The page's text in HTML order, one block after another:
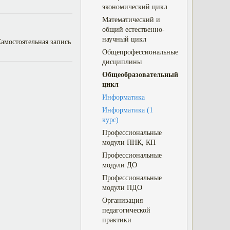
экономический цикл
Математический и
общий естественно-
научный цикл
Общепрофессиональные
дисциплины
Общеобразовательный
цикл
Информатика
Информатика (1
курс)
Профессиональные
модули ПНК, КП
Профессиональные
модули ДО
Профессиональные
модули ПДО
Организация
педагогической
практики